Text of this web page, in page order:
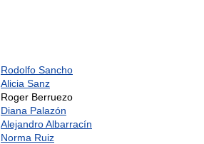
Rodolfo Sancho
Alicia Sanz
Roger Berruezo
Diana Palazón
Alejandro Albarracín
Norma Ruiz